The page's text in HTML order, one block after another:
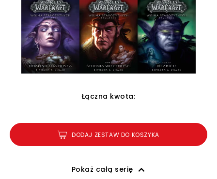
Łączna kwota:
DODAJ ZESTAW DO KOSZYKA
Pokaż całą serię